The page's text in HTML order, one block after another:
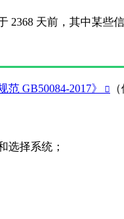
2368 天前，其中某些
GB50084-2017》
选择系统；